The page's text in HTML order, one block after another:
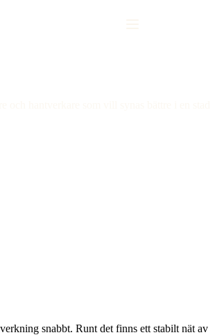
snabbt. Runt det finns ett stabilt nät av